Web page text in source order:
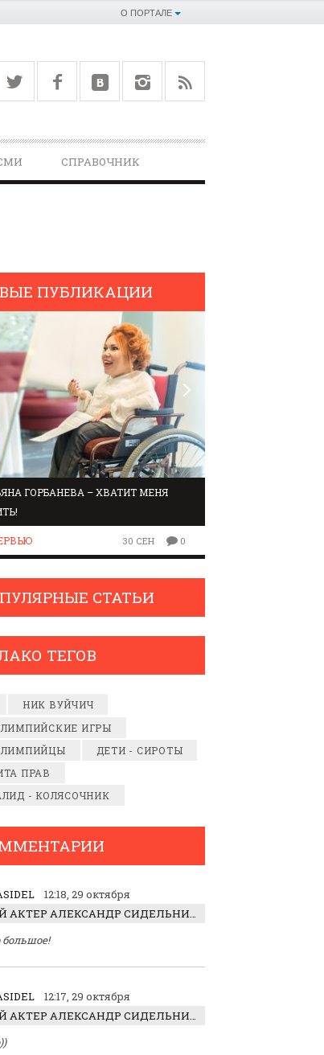
О ПОРТАЛЕ
СПРАВОЧНИК­
ПУБЛИКАЦИИ
ГОРБАНЕВА – ХВАТИТ МЕНЯ
30 СЕН 0
СТАТЬИ
ТЕГОВ
НИК ВУЙЧИЧ
ИГРЫ
ДЕТИ - СИРОТЫ
ПРАВ
- КОЛЯСОЧНИК
12:18, 29 октября
ГЛУХОЙ АКТЕР АЛЕКСАНДР СИДЕЛЬНИКОВ: «С НАСЛАЖДЕНИЕМ ИГРАЛ ОТРИЦАТЕЛЬНОГО ГЕРОЯ!»
большое!
12:17, 29 октября
ГЛУХОЙ АКТЕР АЛЕКСАНДР СИДЕЛЬНИКОВ: «С НАСЛАЖДЕНИЕМ ИГРАЛ ОТРИЦАТЕЛЬНОГО ГЕРОЯ!»